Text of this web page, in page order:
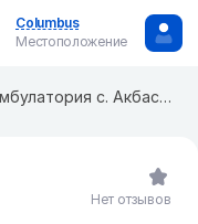
Columbus
Местоположение
Врачебная амбулатория с. Акбастау
Нет отзывов